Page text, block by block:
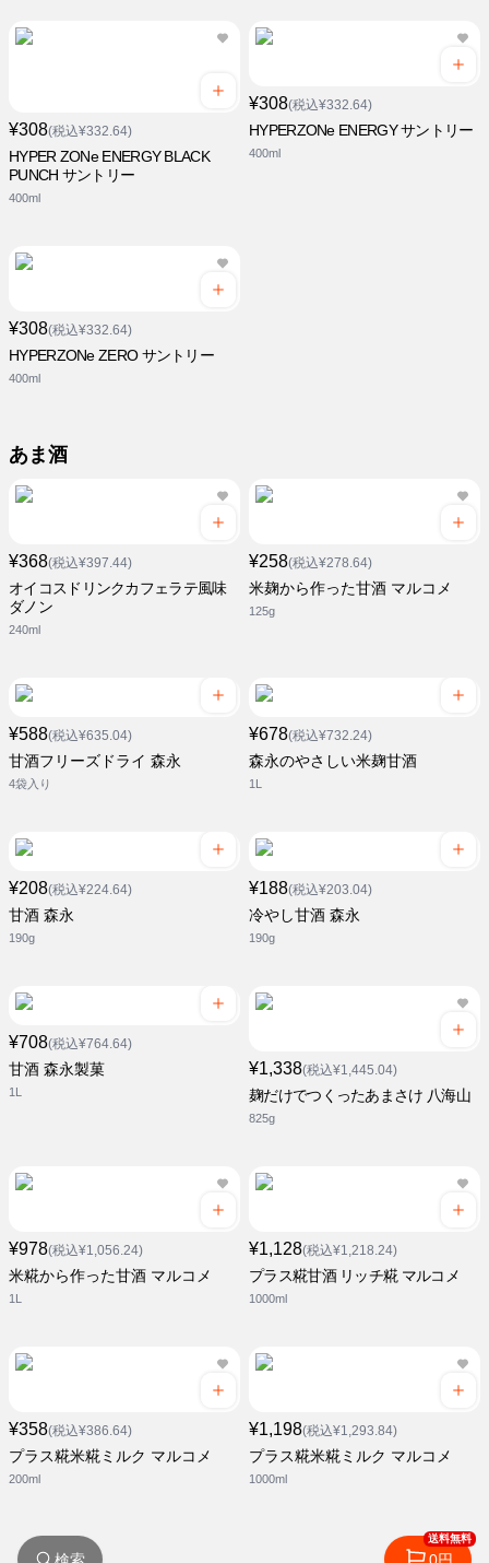
¥308(税込¥332.64)
HYPER ZONe ENERGY BLACK
PUNCH サントリー
400ml
¥308(税込¥332.64)
HYPERZONe ENERGY サントリー
400ml
¥308(税込¥332.64)
HYPERZONe ZERO サントリー
400ml
あま酒
¥368(税込¥397.44)
オイコスドリンクカフェラテ風味
ダノン
240ml
¥258(税込¥278.64)
米麹から作った甘酒 マルコメ
125g
¥588(税込¥635.04)
甘酒フリーズドライ 森永
4袋入り
¥678(税込¥732.24)
森永のやさしい米麹甘酒
1L
¥208(税込¥224.64)
甘酒 森永
190g
¥188(税込¥203.04)
冷やし甘酒 森永
190g
¥708(税込¥764.64)
甘酒 森永製菓
1L
¥1,338(税込¥1,445.04)
麹だけでつくったあまさけ 八海山
825g
¥978(税込¥1,056.24)
米糀から作った甘酒 マルコメ
1L
¥1,128(税込¥1,218.24)
プラス糀甘酒 リッチ糀 マルコメ
1000ml
¥358(税込¥386.64)
プラス糀米糀ミルク マルコメ
200ml
¥1,198(税込¥1,293.84)
プラス糀米糀ミルク マルコメ
1000ml
送料無料